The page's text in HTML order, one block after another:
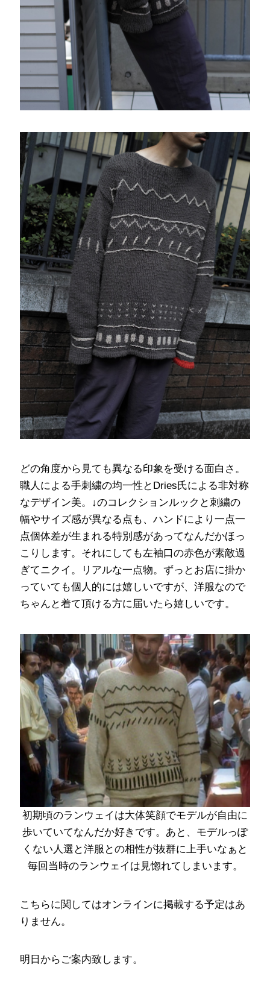
どの角度から見ても異なる印象を受ける面白さ。
職人による手刺繍の均一性とDries氏による非対称
なデザイン美。↓のコレクションルックと刺繍の
幅やサイズ感が異なる点も、ハンドにより一点一
点個体差が生まれる特別感があってなんだかほっ
こりします。それにしても左袖口の赤色が素敵過
ぎてニクイ。リアルな一点物。ずっとお店に掛か
っていても個人的には嬉しいですが、洋服なので
ちゃんと着て頂ける方に届いたら嬉しいです。
初期頃のランウェイは大体笑顔でモデルが自由に
歩いていてなんだか好きです。あと、モデルっぽ
くない人選と洋服との相性が抜群に上手いなぁと
毎回当時のランウェイは見惚れてしまいます。
こちらに関してはオンラインに掲載する予定はあ
りません。
明日からご案内致します。